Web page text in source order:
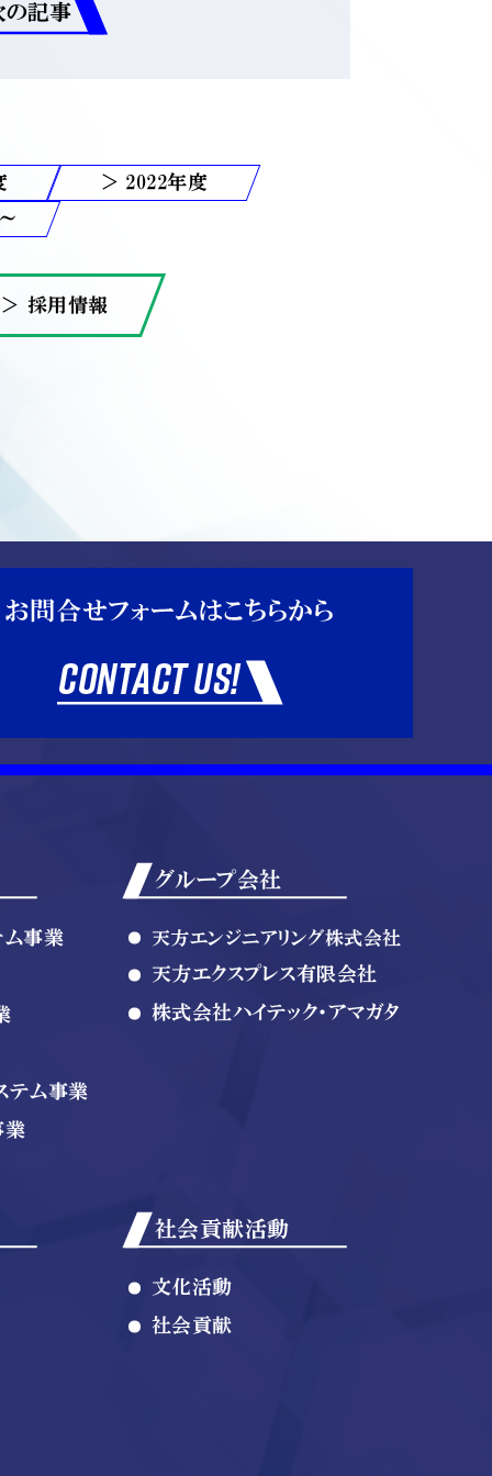
の記事
2022
＞ 採用情報
ム事業
テム事業
業
グループ会社
天方エンジニアリング株式会社
天方エクスプレス有限会社
株式会社ハイテック・アマガタ
社会貢献活動
文化活動
社会貢献